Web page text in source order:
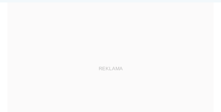
1959REKLAMA